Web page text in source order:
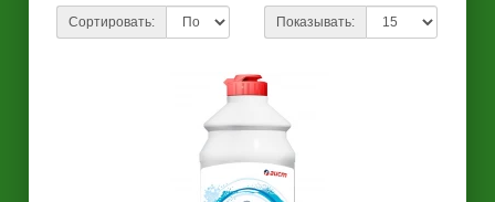
Сортировать: Показывать: